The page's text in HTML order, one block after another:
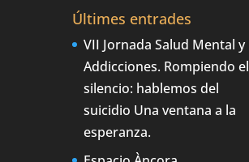
Últimes entrades
VII Jornada Salud Mental y
Addicciones. Rompiendo el
silencio: hablemos del
suicidio Una ventana a la
esperanza.